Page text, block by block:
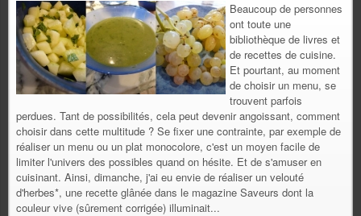
Beaucoup de personnes
ont toute une
bibliothèque de livres et
de recettes de cuisine.
Et pourtant, au moment
de choisir un menu, se
trouvent parfois
perdues. Tant de possibilités, cela peut devenir angoissant, comment
choisir dans cette multitude ? Se fixer une contrainte, par exemple de
réaliser un menu ou un plat monocolore, c'est un moyen facile de
limiter l'univers des possibles quand on hésite. Et de s'amuser en
cuisinant. Ainsi, dimanche, j'ai eu envie de réaliser un velouté
d'herbes*, une recette glânée dans le magazine Saveurs dont la
couleur vive (sûrement corrigée) illuminait...